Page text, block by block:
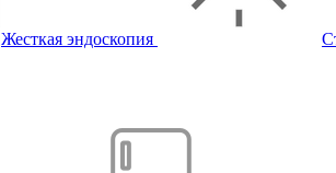
Жесткая эндоскопия